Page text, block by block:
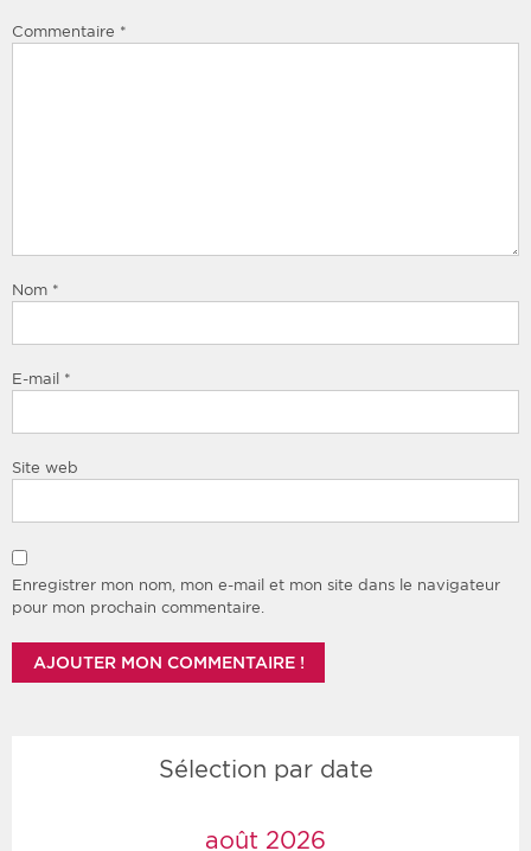
Commentaire *
Nom *
E-mail *
Site web
Enregistrer mon nom, mon e-mail et mon site dans le navigateur
pour mon prochain commentaire.
Sélection par date
août 2026